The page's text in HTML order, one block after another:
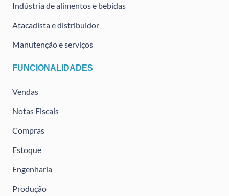
Indústria de alimentos e bebidas
Atacadista e distribuidor
Manutenção e serviços
FUNCIONALIDADES
Vendas
Notas Fiscais
Compras
Estoque
Engenharia
Produção